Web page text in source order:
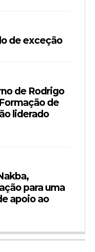
de exceção
de Rodrigo
de
liderado
para uma
apoio ao